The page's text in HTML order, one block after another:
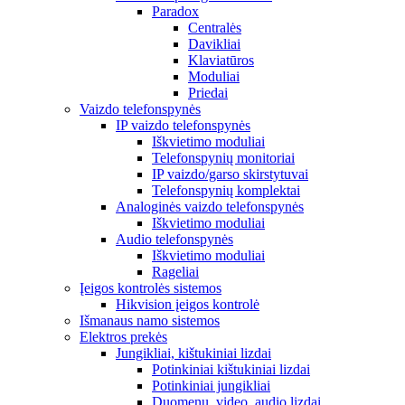
Paradox
Centralės
Davikliai
Klaviatūros
Moduliai
Priedai
Vaizdo telefonspynės
IP vaizdo telefonspynės
Iškvietimo moduliai
Telefonspynių monitoriai
IP vaizdo/garso skirstytuvai
Telefonspynių komplektai
Analoginės vaizdo telefonspynės
Iškvietimo moduliai
Audio telefonspynės
Iškvietimo moduliai
Rageliai
Įeigos kontrolės sistemos
Hikvision įeigos kontrolė
Išmanaus namo sistemos
Elektros prekės
Jungikliai, kištukiniai lizdai
Potinkiniai kištukiniai lizdai
Potinkiniai jungikliai
Duomenų, video, audio lizdai